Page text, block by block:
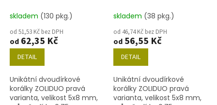
skladem (130 pkg.)
od 51,53 Kč bez DPH
od 62,35 Kč
DETAIL
Unikátní dvoudírkové
korálky ZOLIDUO pravá
varianta, velikost 5x8 mm,
skladem (38 pkg.)
od 46,74 Kč bez DPH
od 56,55 Kč
DETAIL
Unikátní dvoudírkové
korálky ZOLIDUO pravá
varianta, velikost 5x8 mm,